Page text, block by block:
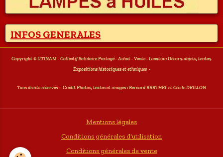
INFOS GENERALES
Copyright © UTINAM - Collectif Solidaire Partagé - Achat - Vente - Location Décors, objets, tentes,
Expositions historiques et ethniques -
Tous droits réservés – Crédit Photos, textes et images : Bernard BERTHEL et Cécile DRILLON
Mentions légales
Conditions générales d'utilisation
Conditions générales de vente